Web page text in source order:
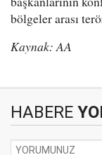
bölgeler arası
Kaynak: AA
HABERE